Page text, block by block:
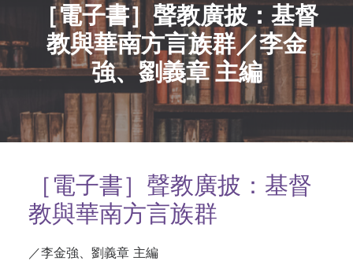
［電子書］聲教廣披：基督
教與華南方言族群／李金
強、劉義章 主編
［電子書］聲教廣披：基督
教與華南方言族群
／李金強、劉義章 主編